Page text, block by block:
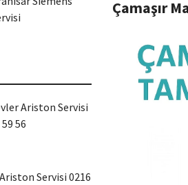
Çamaşır
Ariston Servisi
56
Servisi 0216